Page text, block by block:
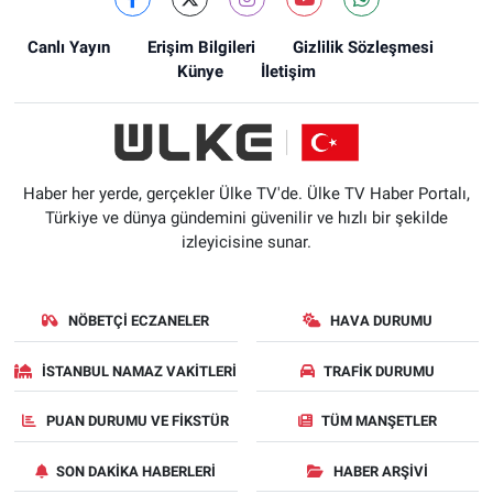
Canlı Yayın Erişim Bilgileri
Gizlilik Sözleşmesi
Künye
İletişim
Haber her yerde, gerçekler Ülke TV'de. Ülke TV Haber Portalı,
Türkiye ve dünya gündemini güvenilir ve hızlı bir şekilde
izleyicisine sunar.
NÖBETÇI ECZANELER HAVA DURUMU
İSTANBUL NAMAZ VAKITLERI TRAFIK DURUMU
PUAN DURUMU VE FIKSTÜR TÜM MANŞETLER
SON DAKIKA HABERLERI HABER ARŞIVI